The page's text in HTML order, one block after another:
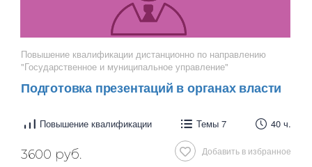
Повышение квалификации дистанционно по направлению
"Государственное и муниципальное управление"
Подготовка презентаций в органах власти
Повышение квалификации Темы 7 40 ч.
Добавить в избранное
3600 руб.